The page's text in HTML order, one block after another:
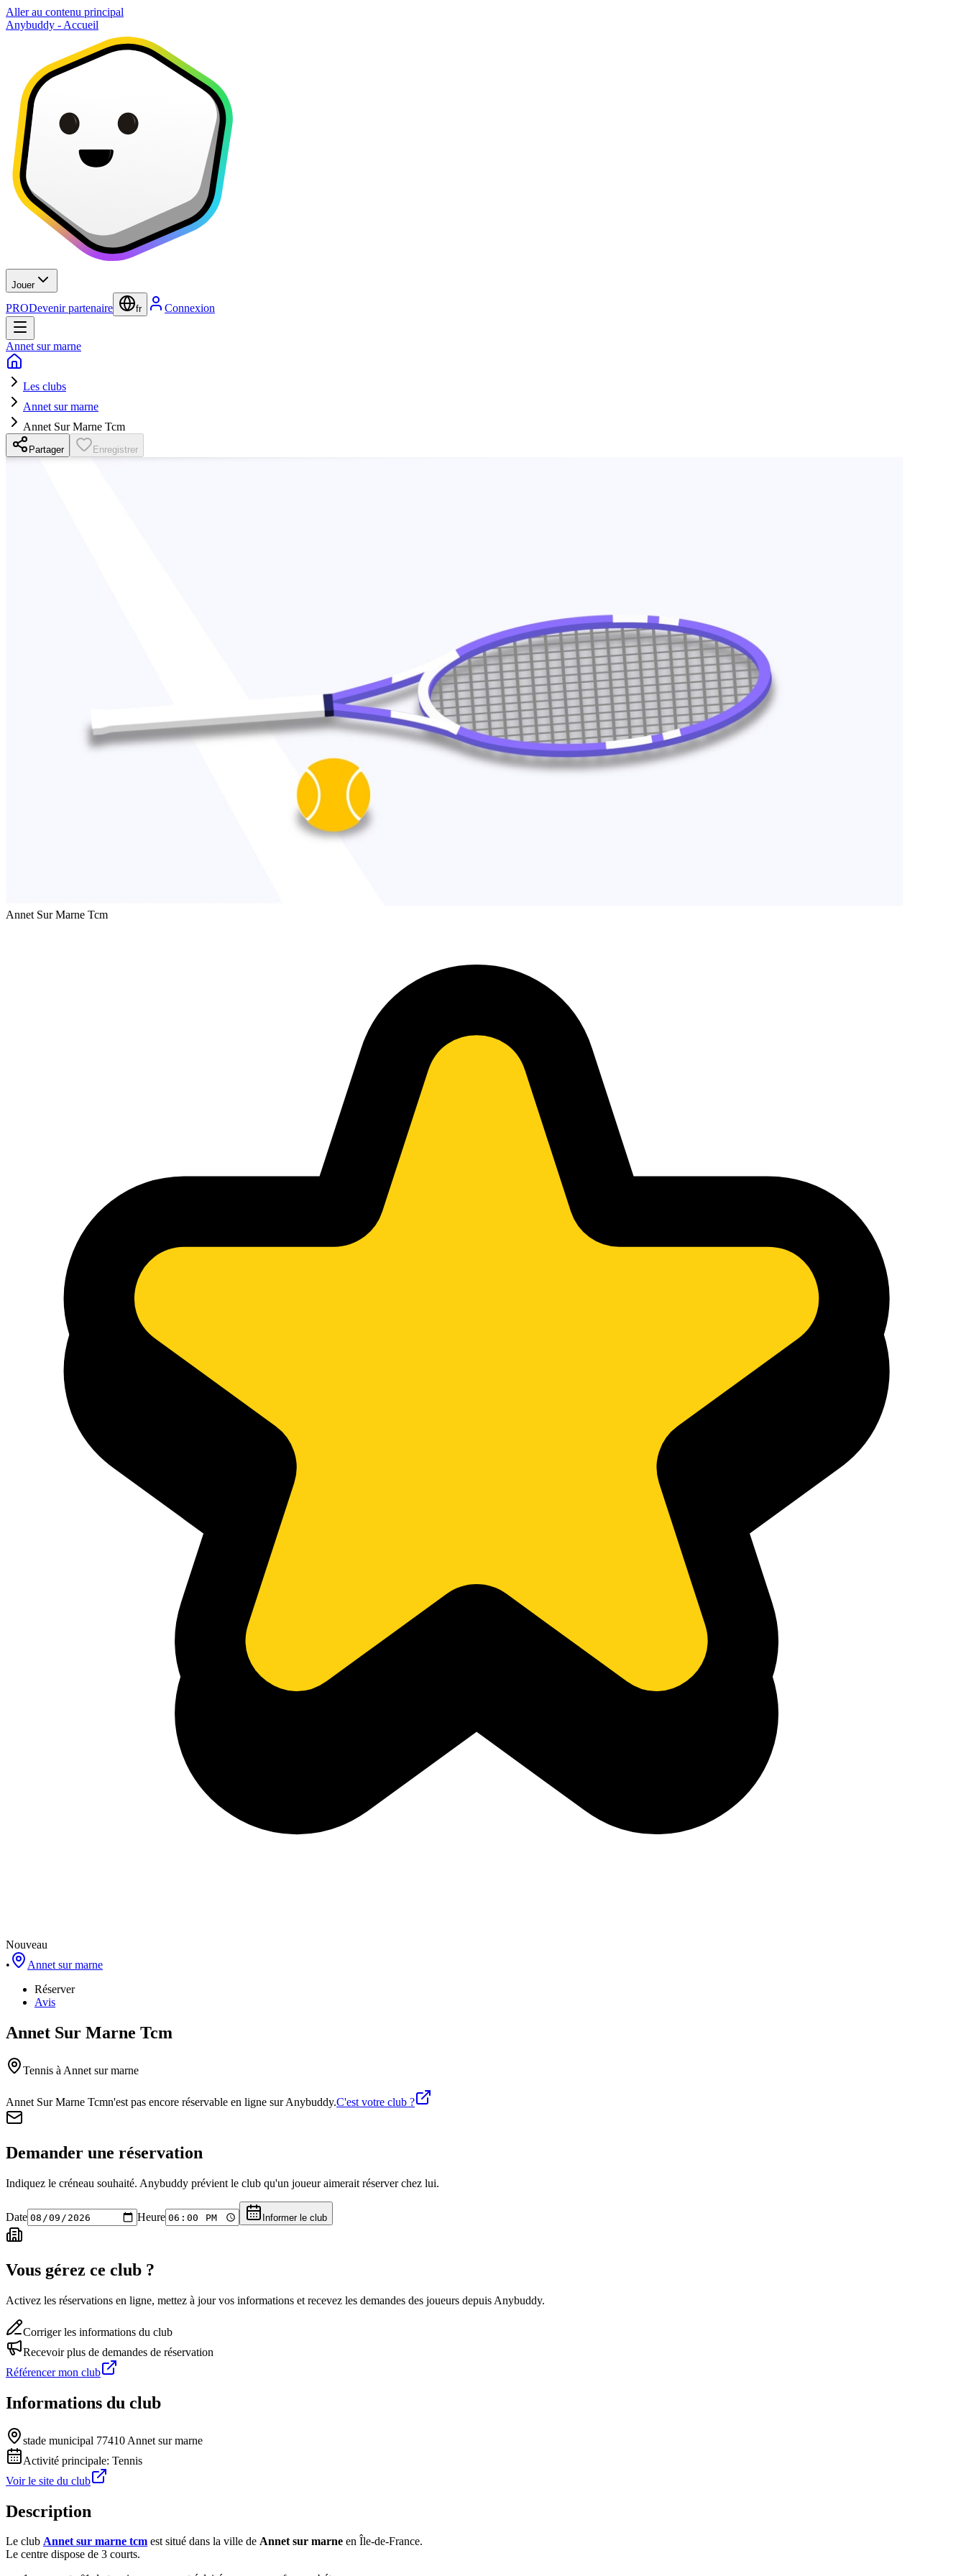
Aller au contenu principal
Anybuddy - Accueil
Jouer
PRODevenir partenaire fr Connexion
Annet sur marne
Les clubs
Annet sur marne
Annet Sur Marne Tcm
Partager Enregistrer
Annet Sur Marne Tcm
Nouveau
•
Annet sur marne
Réserver
Avis
Annet Sur Marne Tcm
Tennis à Annet sur marne
Annet Sur Marne Tcmn'est pas encore réservable en ligne sur Anybuddy.C'est votre club ?
Demander une réservation
Indiquez le créneau souhaité. Anybuddy prévient le club qu'un joueur aimerait réserver chez lui.
Date Heure Informer le club
Vous gérez ce club ?
Activez les réservations en ligne, mettez à jour vos informations et recevez les demandes des joueurs depuis Anybuddy.
Corriger les informations du club
Recevoir plus de demandes de réservation
Référencer mon club
Informations du club
stade municipal 77410 Annet sur marne
Activité principale: Tennis
Voir le site du club
Description
Le club Annet sur marne tcm est situé dans la ville de Annet sur marne en Île-de-France.
Le centre dispose de 3 courts.